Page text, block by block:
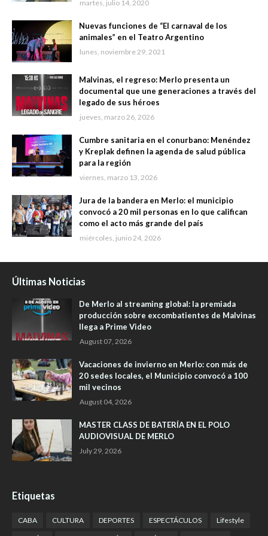
martes, julio 14, 2020
Nuevas funciones de “El carnaval de los
animales” en el Teatro Argentino
lunes, noviembre 29, 2021
Malvinas, el regreso: Merlo presenta un
documental que une generaciones a través del
legado de sus héroes
jueves, marzo 26, 2026
Cumbre sanitaria en el conurbano: Menéndez
y Kreplak definen la agenda de salud pública
para la región
viernes, marzo 13, 2026
Jura de la bandera en Merlo: el municipio
convocó a 20 mil personas en lo que califican
como el acto más grande del país
miércoles, junio 24, 2026
Últimas Noticias
De Merlo al streaming global: la premiada
producción sobre excombatientes de Malvinas
llega a Prime Video
August 07, 2026
Vacaciones de invierno en Merlo: con más de
20 sedes locales, el Municipio convocó a 100
mil vecinos
August 04, 2026
MASTER CLASS DE BATERÍA EN EL POLO
AUDIOVISUAL DE MERLO
July 29, 2026
Etiquetas
CABA CULTURA DEPORTES ESPECTÁCULOS Lifestyle